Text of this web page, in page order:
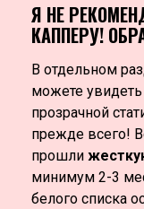
Я НЕ
КАППЕРУ!
В отдельном
можете увидеть
прозрачной
прежде всего!
прошли
минимум 2-3
белого списка